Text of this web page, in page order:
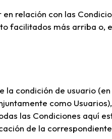
relación con las
facilitados más arriba o,
la condición de usuario
como
las Condiciones aquí
de la